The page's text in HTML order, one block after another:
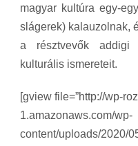
magyar kultúra egy-
slágerek) kalauzolnak,
a résztvevők addigi
kulturális ismereteit.
[gview file=”http://wp-
1.amazonaws.com/wp-
content/uploads/2020/